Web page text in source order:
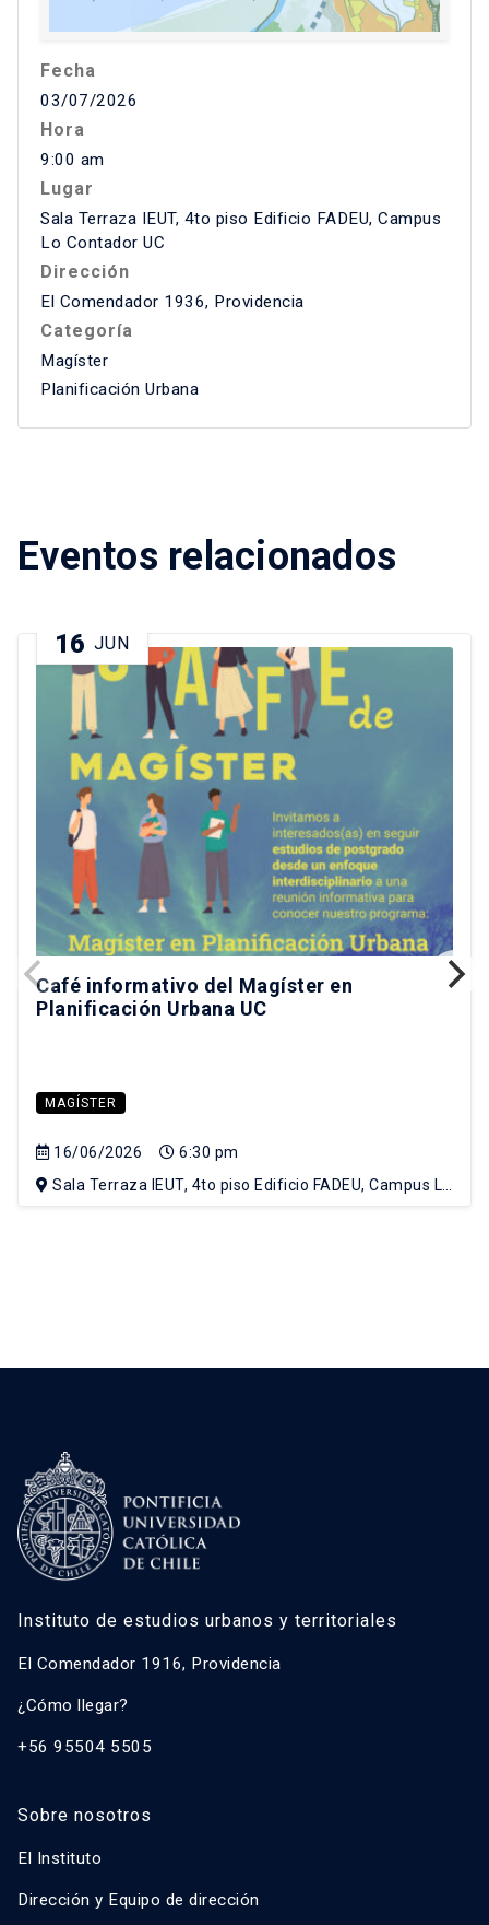
Fecha
03/07/2026
Hora
9:00 am
Lugar
Sala Terraza IEUT, 4to piso Edificio FADEU, Campus
Lo Contador UC
Dirección
El Comendador 1936, Providencia
Categoría
Magíster
Planificación Urbana
Eventos relacionados
16 JUN
Café informativo del Magíster en
Planificación Urbana UC
MAGÍSTER
16/06/2026
6:30 pm
Sala Terraza IEUT, 4to piso Edificio FADEU, Campus Lo
Instituto de estudios urbanos y territoriales
El Comendador 1916, Providencia
¿Cómo llegar?
+56 95504 5505
Sobre nosotros
El Instituto
Dirección y Equipo de dirección